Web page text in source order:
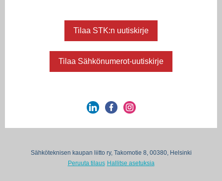
Tilaa STK:n uutiskirje
Tilaa Sähkönumerot-uutiskirje
Sähköteknisen kaupan liitto ry, Takomotie 8, 00380, Helsinki
Peruuta tilaus Hallitse asetuksia